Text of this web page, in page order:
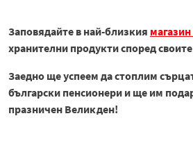
Заповядайте в най-близкия
хранителни продукти според
Заедно ще успеем да стоплим
български пенсионери и ще им
празничен Великден!